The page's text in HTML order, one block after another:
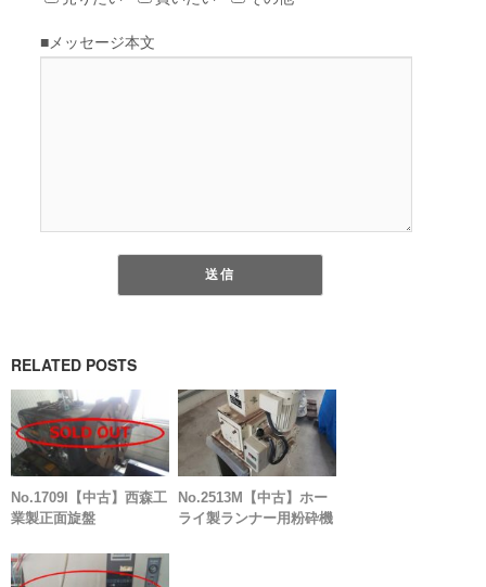
RELATED POSTS
No.1709I【中古】西森工
業製正面旋盤
No.2513M【中古】ホー
ライ製ランナー用粉砕機